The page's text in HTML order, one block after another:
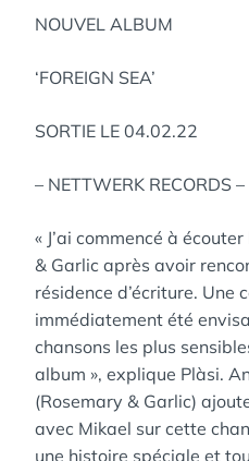
NOUVEL ALBUM
‘FOREIGN SEA’
SORTIE LE 04.02.22
– NETTWERK RECORDS –
« J’ai commencé à
& Garlic après avoir
résidence d’écriture. Une
immédiatement été
chansons les plus
album », explique Plàsi.
(Rosemary & Garlic)
avec Mikael sur cette
une histoire spéciale et